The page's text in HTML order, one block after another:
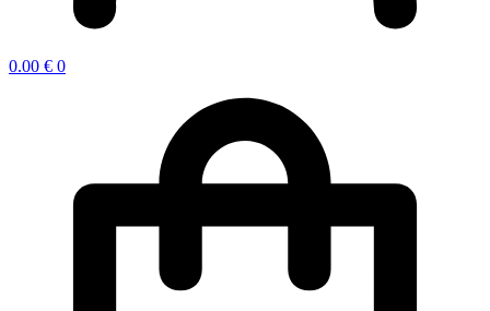
0.00 € 0